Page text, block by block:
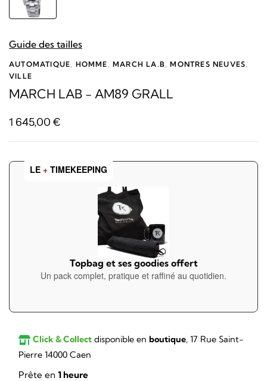
Guide des tailles
AUTOMATIQUE HOMME ,MARCH LA.B ,MONTRES NEUVES
VILLE
MARCH LAB - AM89 GRALL
1 645,00 €
LE + TIMEKEEPING
Topbag et ses goodies offert
Un pack complet, pratique et raffiné au quotidien.
Click & Collect disponible en boutique, 17 Rue Saint-
Pierre 14000 Caen
Prête en 1 heure